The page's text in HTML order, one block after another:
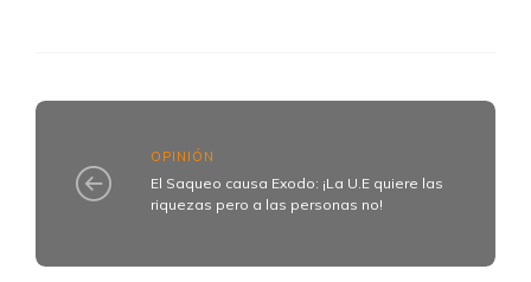
OPINIÓN
El Saqueo causa Exodo: ¡La U.E quiere las
riquezas pero a las personas no!